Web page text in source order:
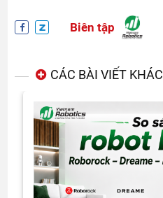
Biên tập
CÁC BÀI VIẾT KHÁC